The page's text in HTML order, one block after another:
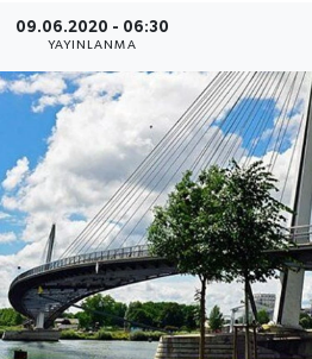
09.06.2020 - 06:30
YAYINLANMA
Medya
Sağlık
Sinema
Sivil Toplum
Siyaset
Spor